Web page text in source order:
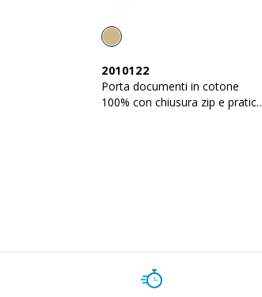
2010122
Porta documenti in cotone
100% con chiusura zip e pratica